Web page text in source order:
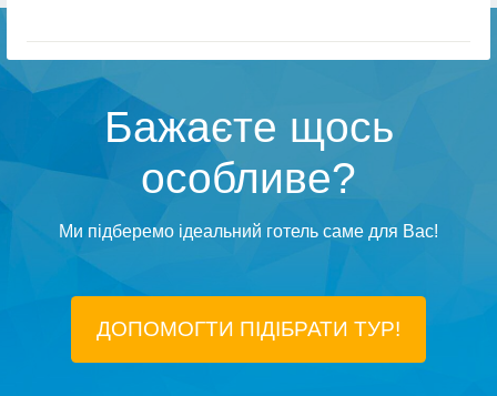
Бажаєте щось
особливе?
Ми підберемо ідеальний готель саме для Вас!
ДОПОМОГТИ ПІДIБРАТИ ТУР!